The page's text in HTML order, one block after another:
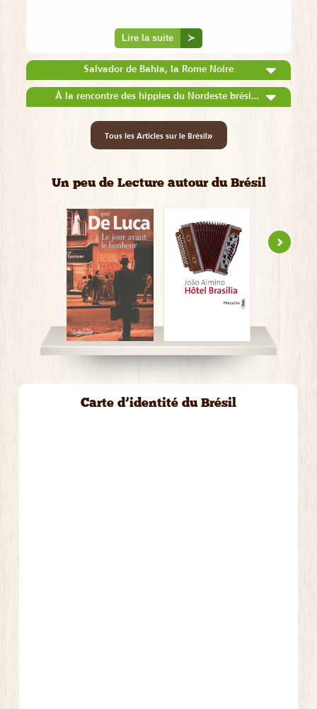
Lire la suite ≻
Salvador de Bahia, la Rome Noire
À la rencontre des hippies du Nordeste brésilien à Jericoacoara
Tous les Articles sur le Brésil »
Un peu de Lecture autour du Brésil
Carte d’identité du Brésil